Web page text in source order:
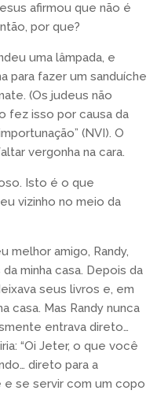
afirmou que não é
por que?
uma lâmpada, e
para fazer um sanduíche
(Os judeus não
fez isso por causa da
(NVI). O
vergonha na cara.
Isto é o que
vizinho no meio da
melhor amigo, Randy,
minha casa. Depois da
seus livros e, em
casa. Mas Randy nunca
entrava direto…
“Oi Jeter, o que você
direto para a
e se servir com um copo